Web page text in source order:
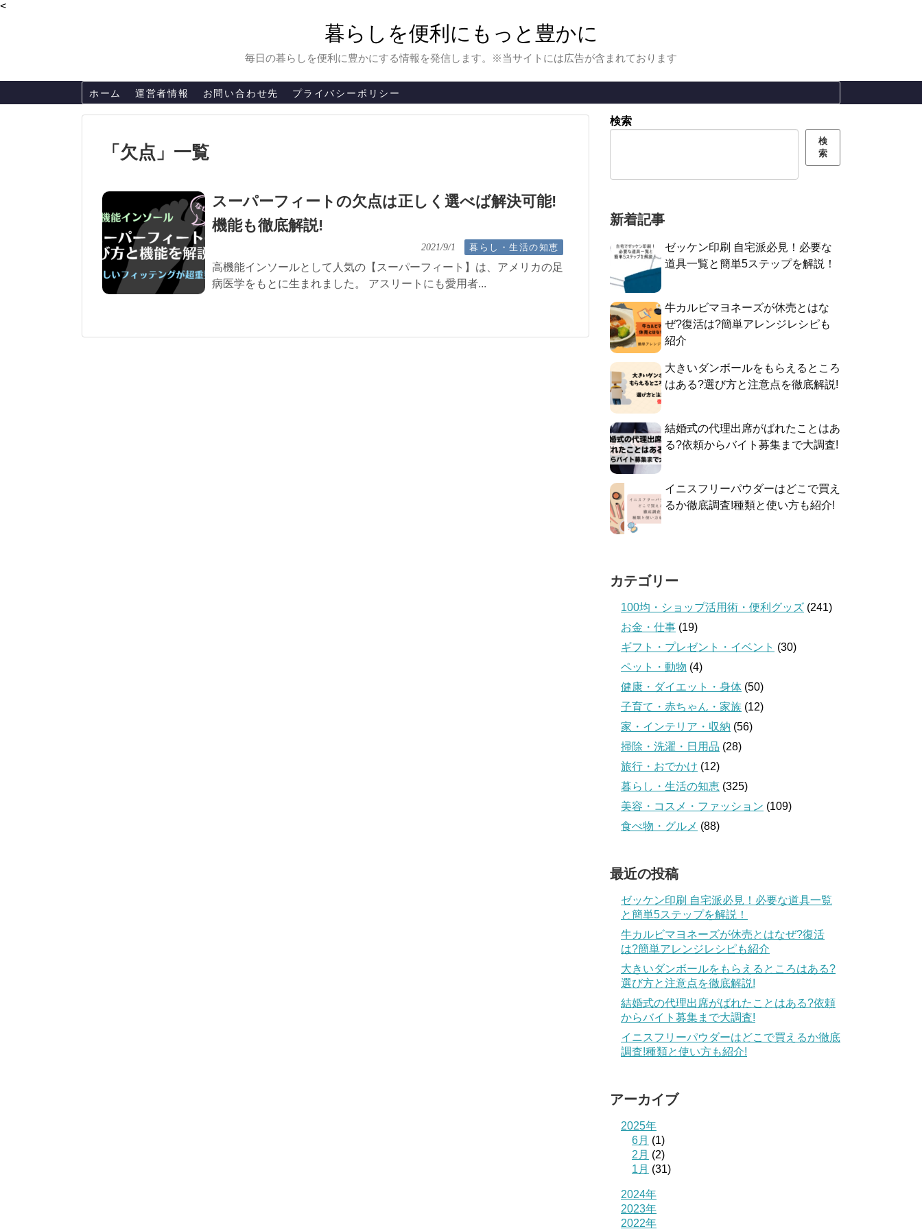
<
暮らしを便利にもっと豊かに
毎日の暮らしを便利に豊かにする情報を発信します。※当サイトには広告が含まれております
ホーム 運営者情報 お問い合わせ先 プライバシーポリシー
「 欠点 」 一覧
スーパーフィートの欠点は正しく選べば解決可能!
機能も徹底解説!
2021/9/1 暮らし・生活の知恵
高機能インソールとして人気の【スーパーフィート】は、アメリカの足
病医学をもとに生まれました。 アスリートにも愛用者...
検索
検
索
新着記事
ゼッケン印刷 自宅派必見！必要な
道具一覧と簡単5ステップを解説！
牛カルビマヨネーズが休売とはな
ぜ?復活は?簡単アレンジレシピも
紹介
大きいダンボールをもらえるところ
はある?選び方と注意点を徹底解説!
結婚式の代理出席がばれたことはあ
る?依頼からバイト募集まで大調査!
イニスフリーパウダーはどこで買え
るか徹底調査!種類と使い方も紹介!
カテゴリー
100均・ショップ活用術・便利グッズ (241)
お金・仕事 (19)
ギフト・プレゼント・イベント (30)
ペット・動物 (4)
健康・ダイエット・身体 (50)
子育て・赤ちゃん・家族 (12)
家・インテリア・収納 (56)
掃除・洗濯・日用品 (28)
旅行・おでかけ (12)
暮らし・生活の知恵 (325)
美容・コスメ・ファッション (109)
食べ物・グルメ (88)
最近の投稿
ゼッケン印刷 自宅派必見！必要な道具一覧
と簡単5ステップを解説！
牛カルビマヨネーズが休売とはなぜ?復活
は?簡単アレンジレシピも紹介
大きいダンボールをもらえるところはある?
選び方と注意点を徹底解説!
結婚式の代理出席がばれたことはある?依頼
からバイト募集まで大調査!
イニスフリーパウダーはどこで買えるか徹底
調査!種類と使い方も紹介!
アーカイブ
2025年
6月 (1)
2月 (2)
1月 (31)
2024年
2023年
2022年